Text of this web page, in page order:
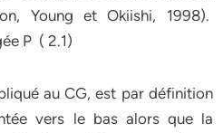
Young et Okiishi, 1998).
P ( 2.1)
au CG, est par définition
vers le bas alors que la